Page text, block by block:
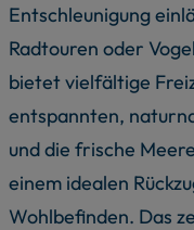
Entschleunigung
Radtouren oder
bietet vielfältige
entspannten,
und die frische
einem idealen
Wohlbefinden. Das